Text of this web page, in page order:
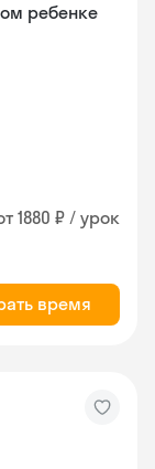
ребенке
1880 ₽ / урок
время